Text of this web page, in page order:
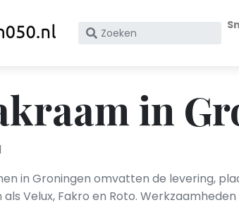
Zoek
KvK
nummerin
in Groningen omvatten de levering,
als Velux, Fakro en Roto.